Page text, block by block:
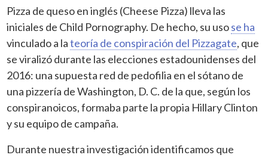
Pizza de queso en inglés (Cheese Pizza) lleva las
iniciales de Child Pornography. De hecho, su usose ha
vinculado a lateoría de conspiración del Pizzagate, que
se viralizó durante las elecciones estadounidenses del
2016: una supuesta red de pedofilia en el sótano de
una pizzería de Washington, D. C. de la que, según los
conspiranoicos, formaba parte la propia Hillary Clinton
y su equipo de campaña.
Durante nuestra investigación identificamos que